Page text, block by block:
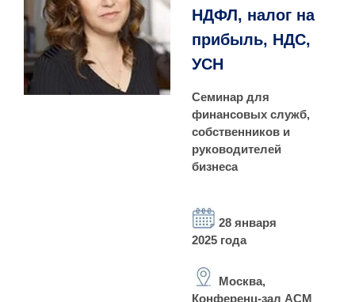
НДФЛ, налог на
прибыль, НДС,
УСН
Семинар для
финансовых служб,
собственников и
руководителей
бизнеса
28 января
2025 года
Москва,
Конференц-зал АСМ